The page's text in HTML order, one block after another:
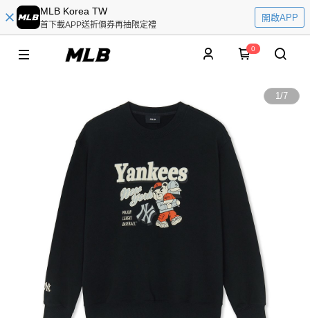
MLB Korea TW
首下載APP送折價券再抽限定禮
開啟APP
0
1/7